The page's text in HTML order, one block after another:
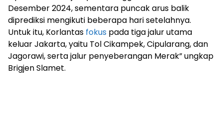
Desember 2024, sementara puncak arus balik
diprediksi mengikuti beberapa hari setelahnya.
Untuk itu, Korlantas fokus pada tiga jalur utama
keluar Jakarta, yaitu Tol Cikampek, Cipularang, dan
Jagorawi, serta jalur penyeberangan Merak” ungkap
Brigjen Slamet.